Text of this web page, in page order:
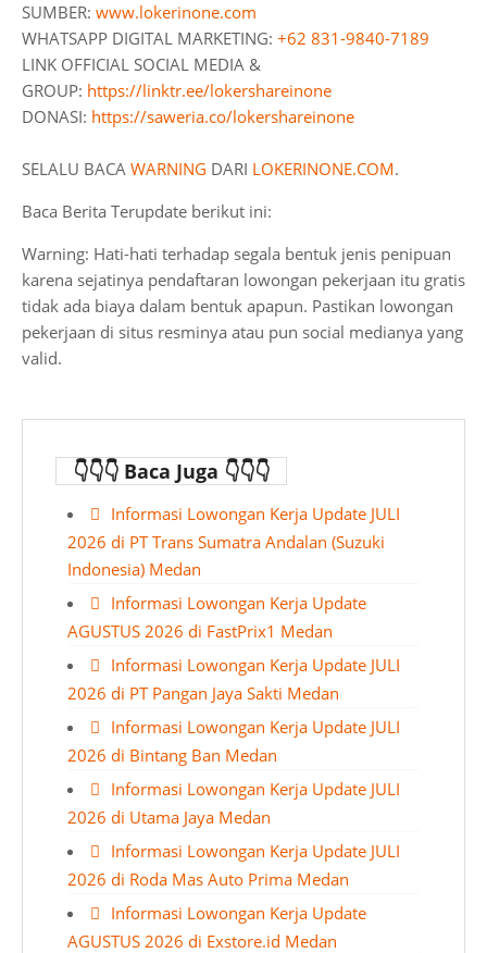
SUMBER: www.lokerinone.com
WHATSAPP DIGITAL MARKETING: +62 831-9840-7189
LINK OFFICIAL SOCIAL MEDIA &
GROUP: https://linktr.ee/lokershareinone
DONASI: https://saweria.co/lokershareinone
SELALU BACA WARNING DARI LOKERINONE.COM.
Baca Berita Terupdate berikut ini:
Warning: Hati-hati terhadap segala bentuk jenis penipuan
karena sejatinya pendaftaran lowongan pekerjaan itu gratis
tidak ada biaya dalam bentuk apapun. Pastikan lowongan
pekerjaan di situs resminya atau pun social medianya yang
valid.
👇👇👇 Baca Juga 👇👇👇
Informasi Lowongan Kerja Update JULI
2026 di PT Trans Sumatra Andalan (Suzuki
Indonesia) Medan
Informasi Lowongan Kerja Update
AGUSTUS 2026 di FastPrix1 Medan
Informasi Lowongan Kerja Update JULI
2026 di PT Pangan Jaya Sakti Medan
Informasi Lowongan Kerja Update JULI
2026 di Bintang Ban Medan
Informasi Lowongan Kerja Update JULI
2026 di Utama Jaya Medan
Informasi Lowongan Kerja Update JULI
2026 di Roda Mas Auto Prima Medan
Informasi Lowongan Kerja Update
AGUSTUS 2026 di Exstore.id Medan